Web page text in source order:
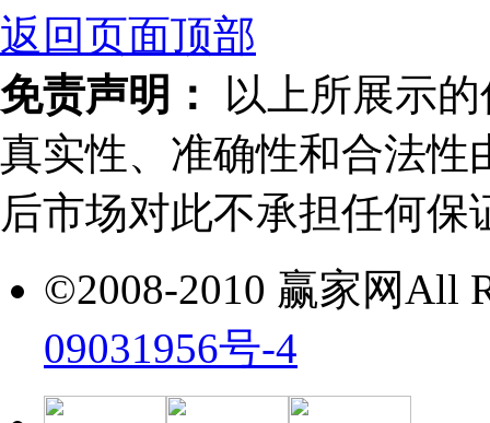
返回页面顶部
免责声明：
以上所展示
真实性、准确性和合法性
后市场对此不承担任何保
©2008-2010 赢家网All
09031956号-4